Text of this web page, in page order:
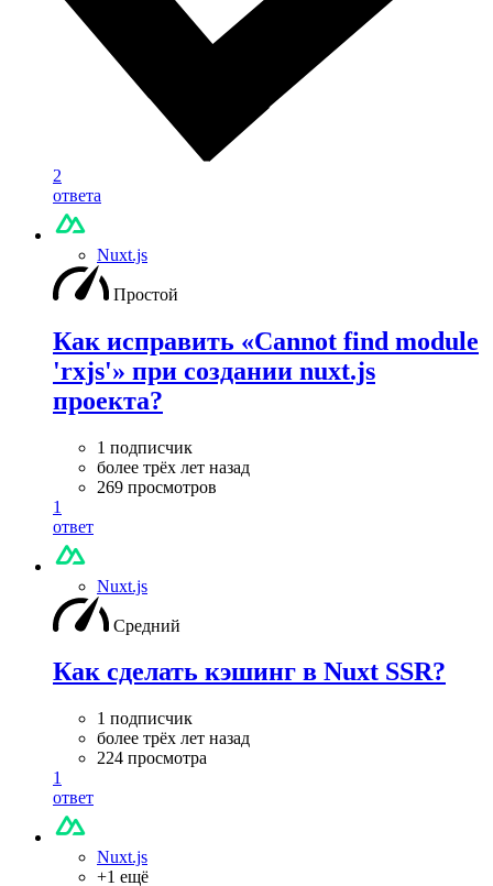
2
ответа
Nuxt.js
Простой
Как исправить «Cannot find module
'rxjs'» при создании nuxt.js
проекта?
1 подписчик
более трёх лет назад
269 просмотров
1
ответ
Nuxt.js
Средний
Как сделать кэшинг в Nuxt SSR?
1 подписчик
более трёх лет назад
224 просмотра
1
ответ
Nuxt.js
+1 ещё